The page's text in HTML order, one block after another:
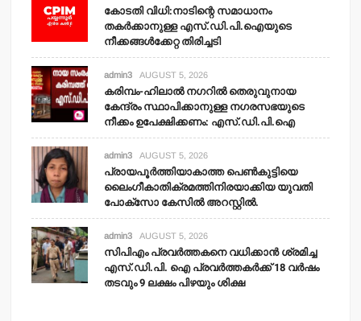
കോടതി വിധി:നാടിന്റെ സമാധാനം
തകര്‍ക്കാനുള്ള എസ്.ഡി.പി.ഐയുടെ
നീക്കങ്ങള്‍ക്കേറ്റ തിരിച്ചടി
admin3 AUGUST 5, 2026
കരിമ്പം-ഹിലാല്‍ നഗറില്‍ തെരുവുനായ
കേന്ദ്രം സ്ഥാപിക്കാനുള്ള നഗരസഭയുടെ
നീക്കം ഉപേക്ഷിക്കണം: എസ്.ഡി.പി.ഐ
admin3 AUGUST 5, 2026
പ്രായപൂര്‍ത്തിയാകാത്ത പെണ്‍കുട്ടിയെ
ലൈംഗീകാതിക്രമത്തിനിരയാക്കിയ യുവതി
പോക്‌സോ കേസില്‍ അറസ്റ്റില്‍.
admin3 AUGUST 5, 2026
സിപിഎം പ്രവര്‍ത്തകനെ വധിക്കാന്‍ ശ്രമിച്ച
എസ്.ഡി.പി. ഐ പ്രവര്‍ത്തകര്‍ക്ക് 18 വര്‍ഷം
തടവും 9 ലക്ഷം പിഴയും ശിക്ഷ